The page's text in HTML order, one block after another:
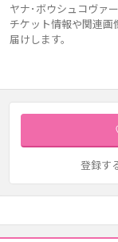
ヤナ･ボウシュコヴァ
チケット情報や関連
届けします。
登録す